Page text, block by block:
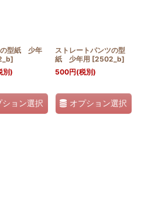
の型紙 少年
]
別)
ション選択
ストレートパンツの型
紙 少年用 [2502_b]
500円(税別)
オプション選択